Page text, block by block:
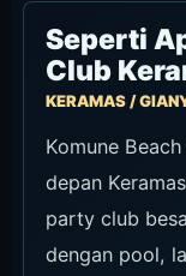
Seperti
Club
KERAMAS /
Komune
depan
party club
dengan pool,